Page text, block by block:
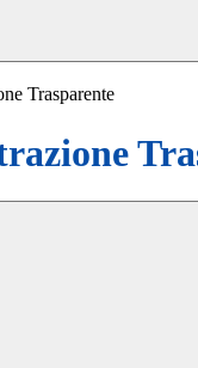
Trasparente